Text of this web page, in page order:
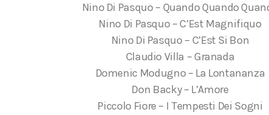
Nino Di Pasquo – Quando Quando
Nino Di Pasquo – C’Est Magnifiquo
Nino Di Pasquo – C’Est Si Bon
Claudio Villa – Granada
Domenic Modugno – La Lontananza
Don Backy – L’Amore
Piccolo Fiore – I Tempesti Dei Sogni